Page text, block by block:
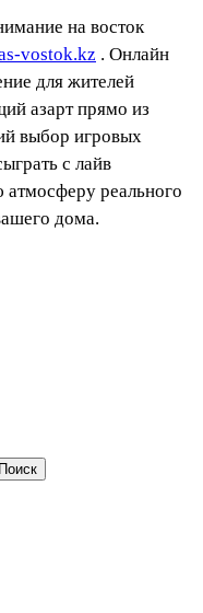
на восток
vostok.kz . Онлайн
для жителей
азарт прямо из
выбор игровых
с лайв
реального
дома.